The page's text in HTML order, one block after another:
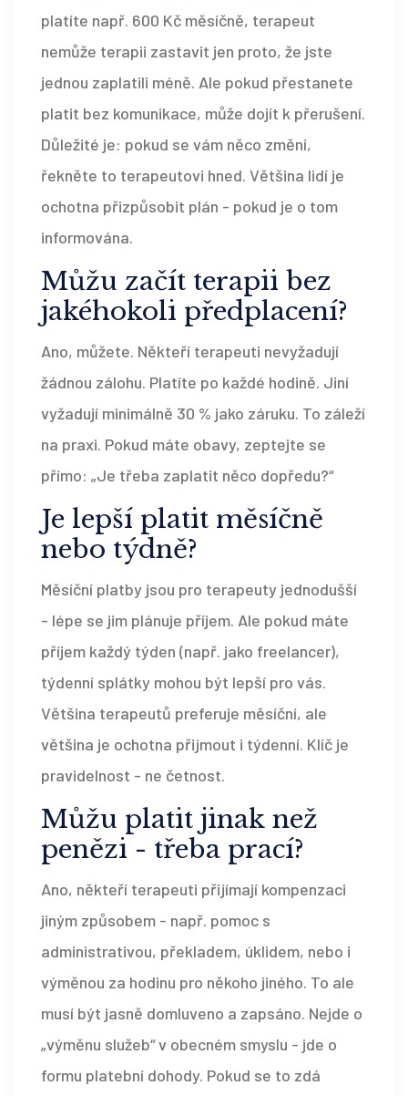
platíte např. 600 Kč měsíčně, terapeut
nemůže terapii zastavit jen proto, že jste
jednou zaplatili méně. Ale pokud přestanete
platit bez komunikace, může dojít k přerušení.
Důležité je: pokud se vám něco změní,
řekněte to terapeutovi hned. Většina lidí je
ochotna přizpůsobit plán - pokud je o tom
informována.
Můžu začít terapii bez
jakéhokoli předplacení?
Ano, můžete. Někteří terapeuti nevyžadují
žádnou zálohu. Platíte po každé hodině. Jiní
vyžadují minimálně 30 % jako záruku. To záleží
na praxi. Pokud máte obavy, zeptejte se
přímo: „Je třeba zaplatit něco dopředu?“
Je lepší platit měsíčně
nebo týdně?
Měsíční platby jsou pro terapeuty jednodušší
- lépe se jim plánuje příjem. Ale pokud máte
příjem každý týden (např. jako freelancer),
týdenní splátky mohou být lepší pro vás.
Většina terapeutů preferuje měsíční, ale
většina je ochotna přijmout i týdenní. Klíč je
pravidelnost - ne četnost.
Můžu platit jinak než
penězi - třeba prací?
Ano, někteří terapeuti přijímají kompenzaci
jiným způsobem - např. pomoc s
administrativou, překladem, úklidem, nebo i
výměnou za hodinu pro někoho jiného. To ale
musí být jasně domluveno a zapsáno. Nejde o
„výměnu služeb“ v obecném smyslu - jde o
formu platební dohody. Pokud se to zdá